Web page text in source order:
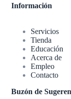
Información
Servicios
Tienda
Educación
Acerca de
Empleo
Contacto
Buzón de